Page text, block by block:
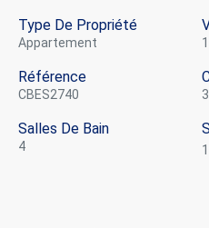
Type De Propriété
appartement
Référence
CBES2740 3
Salles De Bain
4